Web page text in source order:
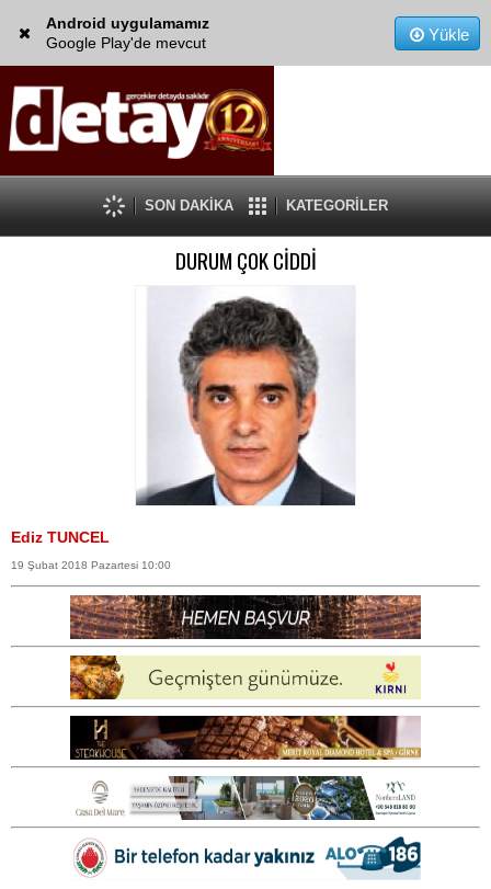
Android uygulamamız
Google Play'de mevcut
Yükle
SON DAKİKA KATEGORİLER
DURUM ÇOK CİDDİ
Ediz TUNCEL
19 Şubat 2018 Pazartesi 10:00